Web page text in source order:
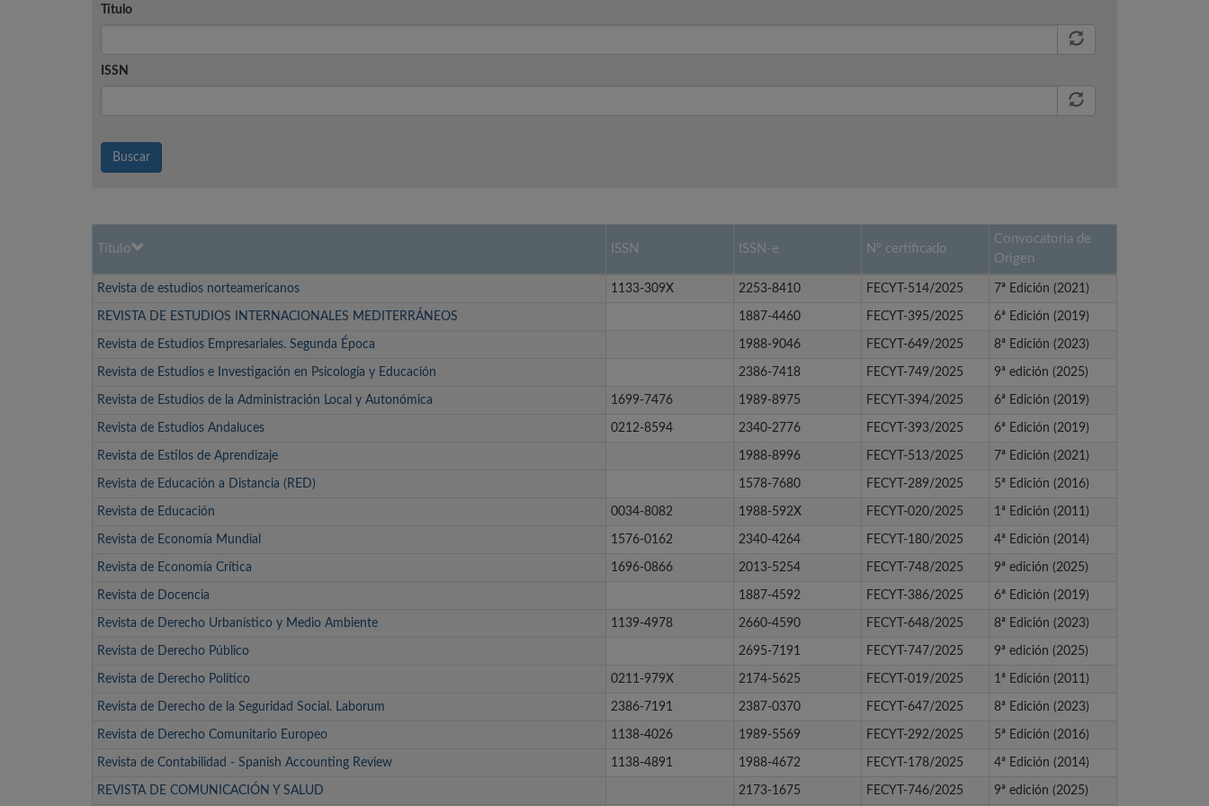
Título
ISSN
Buscar
Título ISSN ISSN-e Nº certificado
Convocatoria de
Origen
Revista de estudios norteamericanos 1133-309X 2253-8410 FECYT-514/2025 7ª Edición (2021)
REVISTA DE ESTUDIOS INTERNACIONALES MEDITERRÁNEOS 1887-4460 FECYT-395/2025 6ª Edición (2019)
Revista de Estudios Empresariales. Segunda Época 1988-9046 FECYT-649/2025 8ª Edición (2023)
Revista de Estudios e Investigación en Psicología y Educación 2386-7418 FECYT-749/2025 9ª edición (2025)
Revista de Estudios de la Administración Local y Autonómica 1699-7476 1989-8975 FECYT-394/2025 6ª Edición (2019)
Revista de Estudios Andaluces 0212-8594 2340-2776 FECYT-393/2025 6ª Edición (2019)
Revista de Estilos de Aprendizaje 1988-8996 FECYT-513/2025 7ª Edición (2021)
Revista de Educación a Distancia (RED) 1578-7680 FECYT-289/2025 5ª Edición (2016)
Revista de Educación 0034-8082 1988-592X FECYT-020/2025 1ª Edición (2011)
Revista de Economía Mundial 1576-0162 2340-4264 FECYT-180/2025 4ª Edición (2014)
Revista de Economía Crítica 1696-0866 2013-5254 FECYT-748/2025 9ª edición (2025)
Revista de Docencia 1887-4592 FECYT-386/2025 6ª Edición (2019)
Revista de Derecho Urbanístico y Medio Ambiente 1139-4978 2660-4590 FECYT-648/2025 8ª Edición (2023)
Revista de Derecho Público 2695-7191 FECYT-747/2025 9ª edición (2025)
Revista de Derecho Político 0211-979X 2174-5625 FECYT-019/2025 1ª Edición (2011)
Revista de Derecho de la Seguridad Social. Laborum 2386-7191 2387-0370 FECYT-647/2025 8ª Edición (2023)
Revista de Derecho Comunitario Europeo 1138-4026 1989-5569 FECYT-292/2025 5ª Edición (2016)
Revista de Contabilidad - Spanish Accounting Review 1138-4891 1988-4672 FECYT-178/2025 4ª Edición (2014)
REVISTA DE COMUNICACIÓN Y SALUD 2173-1675 FECYT-746/2025 9ª edición (2025)